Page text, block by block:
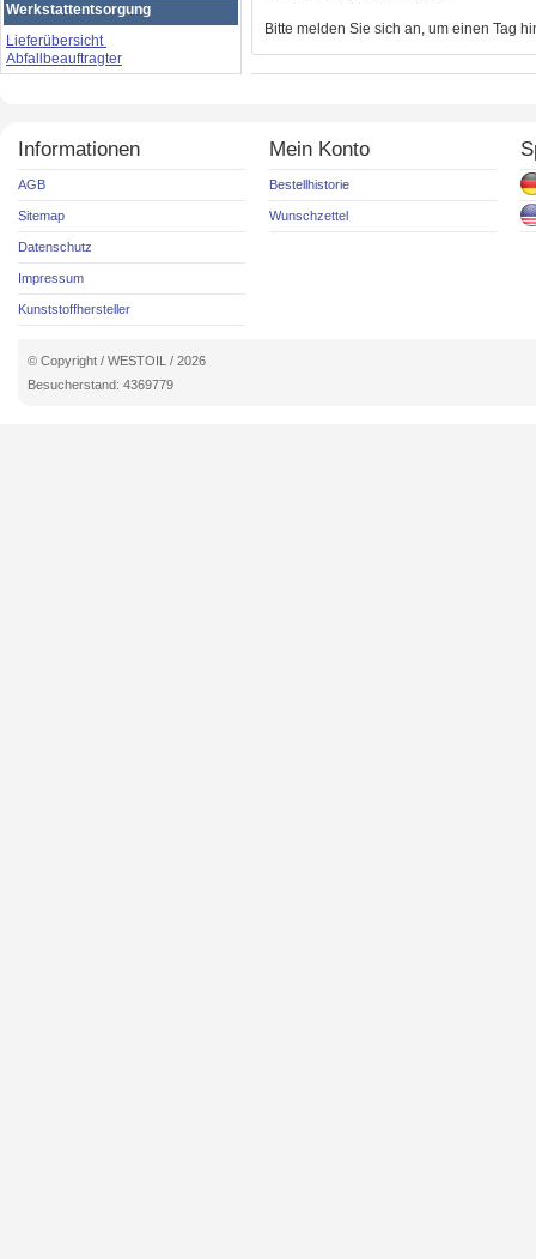
Bitte melden Sie sich an, um einen Tag
Werkstattentsorgung
Lieferübersicht
Abfallbeauftragter
Informationen
AGB
Sitemap
Datenschutz
Impressum
Kunststoffhersteller
Mein Konto
Bestellhistorie
Wunschzettel
© Copyright / WESTOIL / 2026
Besucherstand: 4369779